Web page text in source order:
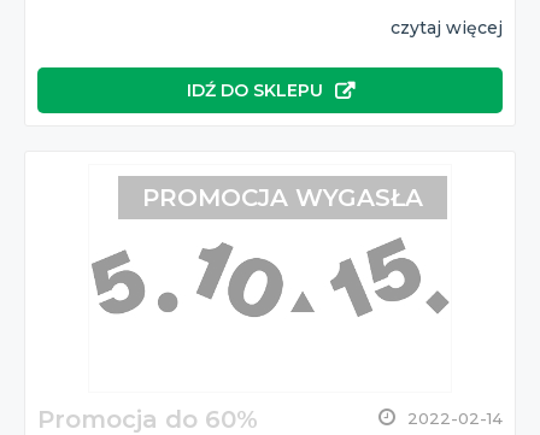
czytaj więcej
IDŹ DO SKLEPU
Promocja do 60% 2022-02-14
PROMOCJA WYGASŁA